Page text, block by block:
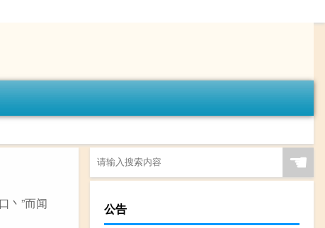
丶”而闻
☚
公告